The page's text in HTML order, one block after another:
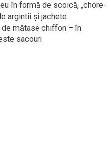
în formă de scoică, „chore-
argintii și jachete
de mătase chiffon – în
sacouri